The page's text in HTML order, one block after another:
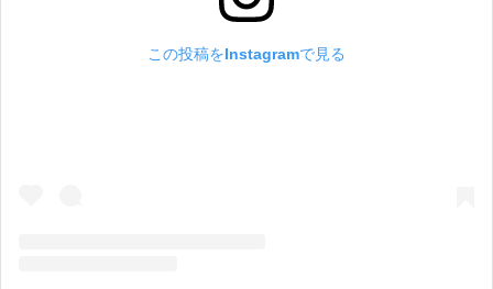
この投稿をInstagramで見る